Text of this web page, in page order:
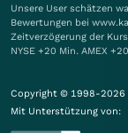
Unsere User schätzen
Bewertungen bei
Zeitverzögerung der
NYSE +20 Min. AMEX
Copyright © 1998-2026
Mit Unterstützung von: